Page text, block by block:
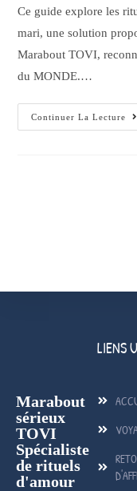
Ce guide explore les
mari, une solution
Marabout TOVI,
du MONDE.…
Continuer La Lecture
Marabout
sérieux
TOVI
Spécialiste
de rituels
d'amour
LIENS